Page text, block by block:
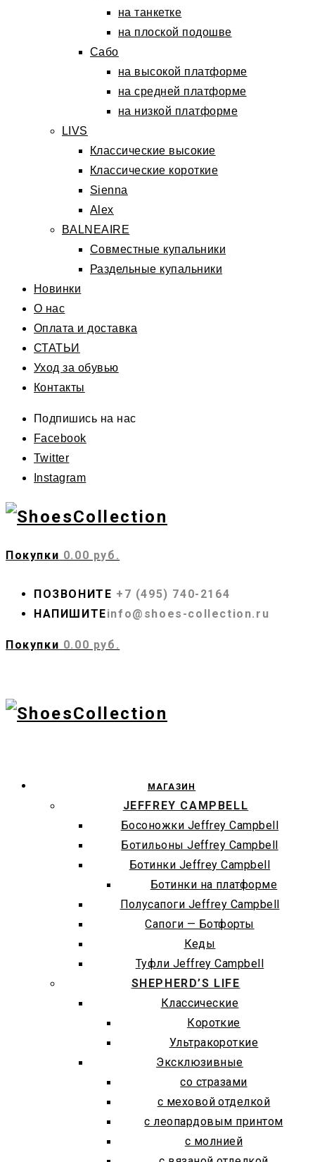
на танкетке
на плоской подошве
Сабо
на высокой платформе
на средней платформе
на низкой платформе
LIVS
Классические высокие
Классические короткие
Sienna
Alex
BALNEAIRE
Совместные купальники
Раздельные купальники
Новинки
О нас
Оплата и доставка
СТАТЬИ
Уход за обувью
Контакты
Подпишись на нас
Facebook
Twitter
Instagram
Покупки 0.00 руб.
ПОЗВОНИТЕ +7 (495) 740-2164
НАПИШИТЕinfo@shoes-collection.ru
Покупки 0.00 руб.
МАГАЗИН
JEFFREY CAMPBELL
Босоножки Jeffrey Campbell
Ботильоны Jeffrey Campbell
Ботинки Jeffrey Campbell
Ботинки на платформе
Полусапоги Jeffrey Campbell
Сапоги — Ботфорты
Кеды
Туфли Jeffrey Campbell
SHEPHERD’S LIFE
Классические
Короткие
Ультракороткие
Эксклюзивные
со стразами
с меховой отделкой
с леопардовым принтом
с молнией